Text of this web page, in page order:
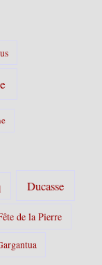
Ducasse
de la Pierre